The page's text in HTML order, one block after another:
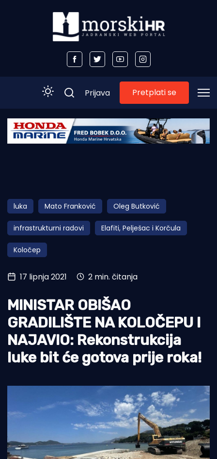
Početna
Obala
Otoci
Turizam i nautika
Pomorstvo
Ribolov
Tradicija i kultura
Prijava Pretplati se
luka Mato Franković Oleg Butković
infrastrukturni radovi Elafiti, Pelješac i Korčula
Koločep
17 lipnja 2021 2 min. čitanja
MINISTAR OBIŠAO
GRADILIŠTE NA KOLOČEPU I
NAJAVIO: Rekonstrukcija
luke bit će gotova prije roka!